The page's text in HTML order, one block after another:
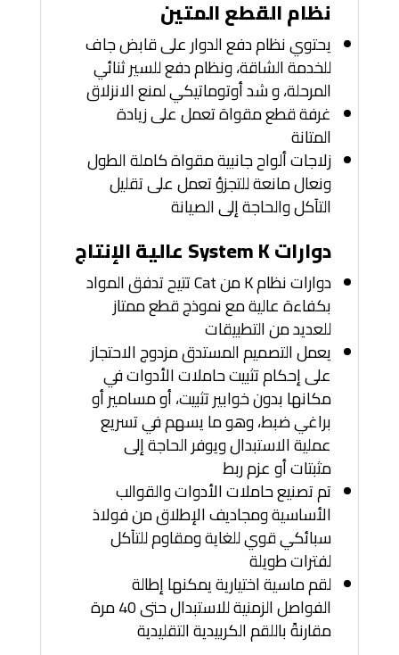
نظام القطع المتين
يحتوي نظام دفع الدوار على قابض جاف
للخدمة الشاقة، ونظام دفع للسير ثنائي
المرحلة، و شد أوتوماتيكي لمنع الانزلاق
غرفة قطع مقواة تعمل على زيادة
المتانة
زلاجات ألواح جانبية مقواة كاملة الطول
ونعال مانعة للتجزؤ تعمل على تقليل
التآكل والحاجة إلى الصيانة
دوارات System K عالية الإنتاج
دوارات نظام K من Cat تتيح تدفق المواد
بكفاءة عالية مع نموذج قطع ممتاز
للعديد من التطبيقات
يعمل التصميم المستدق مزدوج الاحتجاز
على إحكام تثبيت حاملات الأدوات في
مكانها بدون خوابير تثبيت، أو مسامير أو
براغي ضبط، وهو ما يسهم في تسريع
عملية الاستبدال ويوفر الحاجة إلى
مثبتات أو عزم ربط
تم تصنيع حاملات الأدوات والقوالب
الأساسية ومجاديف الإطلاق من فولاذ
سبائكي قوي للغاية ومقاوم للتآكل
لفترات طويلة
لقم ماسية اختيارية يمكنها إطالة
الفواصل الزمنية للاستبدال حتى 40 مرة
مقارنةً باللقم الكربيدية التقليدية